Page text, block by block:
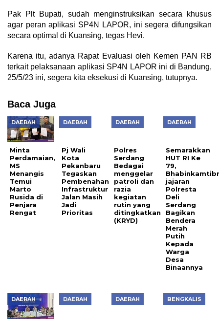
Pak Plt Bupati, sudah menginstruksikan secara khusus
agar peran aplikasi SP4N LAPOR, ini segera difungsikan
secara optimal di Kuansing, tegas Hevi.
Karena itu, adanya Rapat Evaluasi oleh Kemen PAN RB
terkait pelaksanaan aplikasi SP4N LAPOR ini di Bandung,
25/5/23 ini, segera kita eksekusi di Kuansing, tutupnya.
Baca Juga
DAERAH
Minta
Perdamaian,
MS
Menangis
Temui
Marto
Rusida di
Penjara
Rengat
DAERAH
Pj Wali
Kota
Pekanbaru
Tegaskan
Pembenahan
Infrastruktur
Jalan Masih
Jadi
Prioritas
DAERAH
Polres
Serdang
Bedagai
menggelar
patroli dan
razia
kegiatan
rutin yang
ditingkatkan
(KRYD)
DAERAH
Semarakkan
HUT RI Ke
79,
jajaran
Polresta
Deli
Serdang
Bagikan
Bendera
Merah
Putih
Kepada
Warga
Desa
Binaannya
DAERAH DAERAH DAERAH BENGKALIS